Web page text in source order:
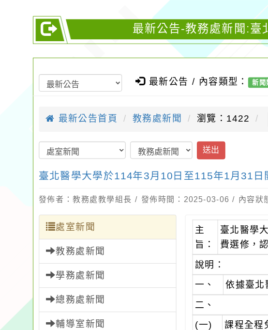
最新公告-教務處新聞:臺
最新公告 / 內容類型： 新聞
最新公告首頁 教務處新聞 瀏覽：1422
送出
臺北醫學大學於114年3月10日至115年1月31
發佈者：教務處教學組長 / 發佈時間：2025-03-06 / 內容狀
處室新聞
教務處新聞
學務處新聞
總務處新聞
輔導室新聞
主
旨：
臺北醫學
費選修，
說明：
一、
依據臺北
二、
(一)
課程全程